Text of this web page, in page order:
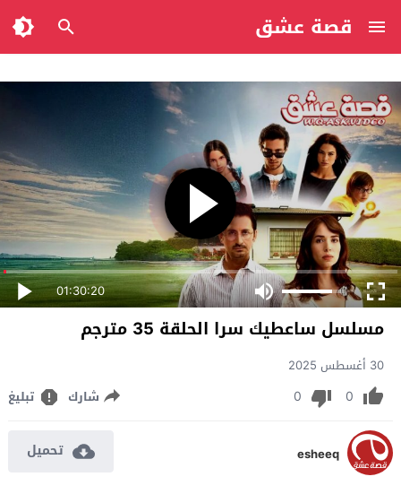
قصة عشق
01:30:20
مسلسل ساعطيك سرا الحلقة 35 مترجم
30 أغسطس 2025
0
0 شارك تبليغ
esheeq تحميل